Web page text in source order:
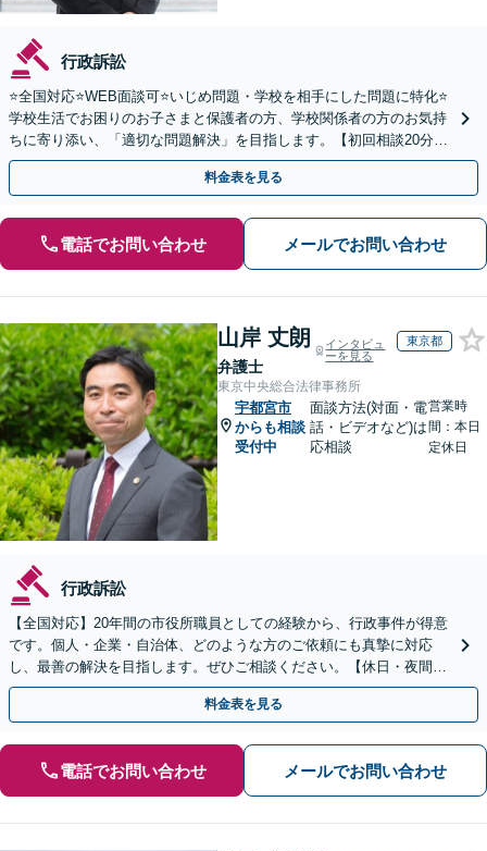
行政訴訟
⭐️全国対応⭐️WEB面談可⭐️いじめ問題・学校を相手にした問題に特化⭐️
学校生活でお困りのお子さまと保護者の方、学校関係者の方のお気持
ちに寄り添い、「適切な問題解決」を目指します。【初回相談20分無
料】
料金表を見る
電話でお問い合わせ メールでお問い合わせ
山岸 丈朗
弁護士
インタビュ
ーを見る
東京都
東京中央総合法律事務所
宇都宮市
からも相談
受付中
面談方法(対面・電
話・ビデオなど)は
応相談
営業時
間：本日
定休日
行政訴訟
【全国対応】20年間の市役所職員としての経験から、行政事件が得意
です。個人・企業・自治体、どのような方のご依頼にも真摯に対応
し、最善の解決を目指します。ぜひご相談ください。【休日・夜間相
談可】【ビデオ面談可】【銀座駅1分】
料金表を見る
電話でお問い合わせ メールでお問い合わせ